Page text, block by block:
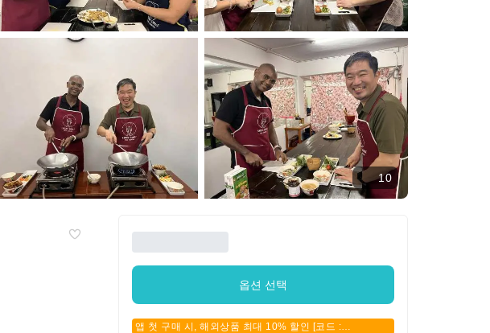
10
옵션 선택
앱 첫 구매 시, 해외상품 최대 10% 할인 [코드 :